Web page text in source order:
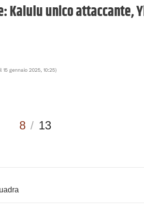
Kalulu unico attaccante,
15 gennaio 2025, 10:25)
8 / 13